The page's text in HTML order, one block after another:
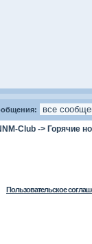
Club -> Горячие
Пользовательское